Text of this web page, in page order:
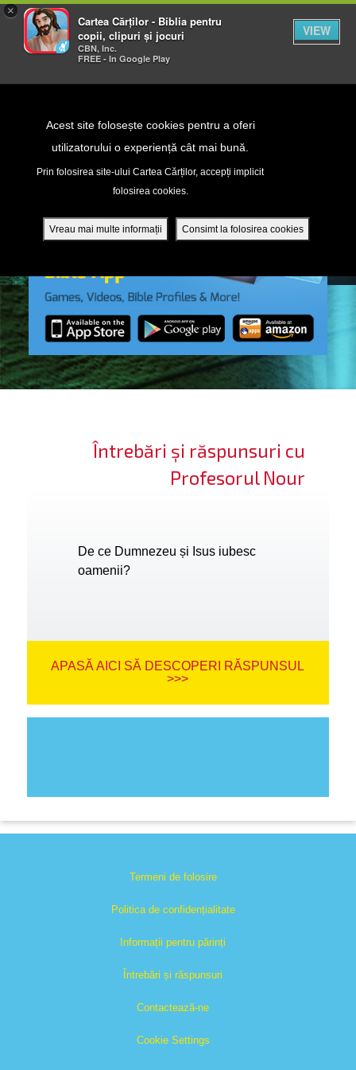
×
Cartea Cărților - Biblia pentru
copii, clipuri și jocuri
CBN, Inc.
FREE - In Google Play
VIEW
Acest site folosește cookies pentru a oferi
utilizatorului o experiență cât mai bună.
Prin folosirea site-ului Cartea Cărților, accepți implicit
folosirea cookies.
Vreau mai multe informații Consimt la folosirea cookies
DVD - Sezoane 1-4
mobilă
te
Întrebări și răspunsuri cu
Profesorul Nour
De ce Dumnezeu și Isus iubesc
oamenii?
APASĂ AICI SĂ DESCOPERI RĂSPUNSUL
>>>
Termeni de folosire
Politica de confidențialitate
Informații pentru părinți
Întrebări și răspunsuri
Contactează-ne
Cookie Settings